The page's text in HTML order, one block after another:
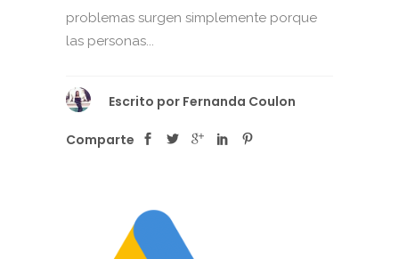
problemas surgen simplemente porque
las personas...
Escrito por Fernanda Coulon
Comparte